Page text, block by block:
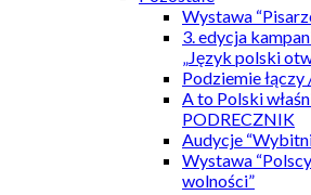
Wystawa
3. edycja
„Język polski
Podziemie
A to Polski
PODRECZNIK
Audycje
Wystawa
wolności”